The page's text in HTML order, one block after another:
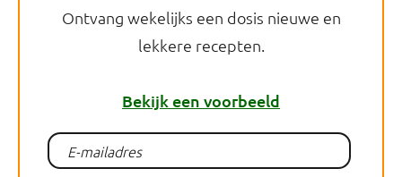
Ontvang wekelijks een dosis nieuwe en
lekkere recepten.
Bekijk een voorbeeld